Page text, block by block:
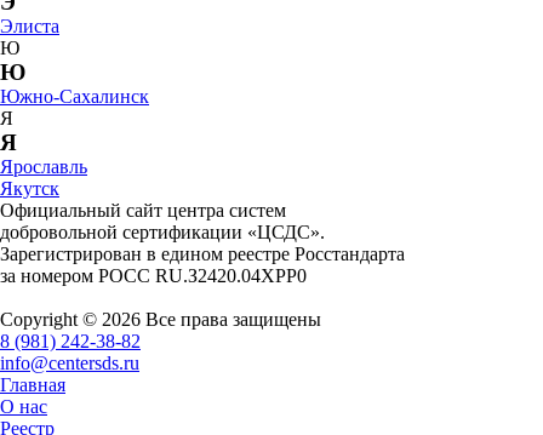
Элиста
Ю
Ю
Южно-Сахалинск
Я
Я
Ярославль
Якутск
Официальный сайт центра систем
добровольной сертификации «ЦСДС».
Зарегистрирован в едином реестре Росстандарта
за номером РОСС RU.З2420.04ХРР0
Copyright © 2026 Все права защищены
8 (981) 242-38-82
info@centersds.ru
Главная
О нас
Реестр